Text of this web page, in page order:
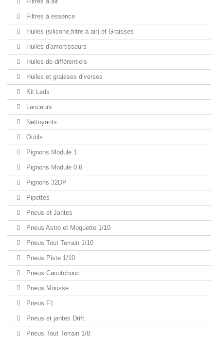
Filtres à essence
Huiles (silicone,filtre à air) et Graisses
Huiles d'amortisseurs
Huiles de différentiels
Huiles et graisses diverses
Kit Leds
Lanceurs
Nettoyants
Outils
Pignons Module 1
Pignons Module 0.6
Pignons 32DP
Pipettes
Pneus et Jantes
Pneus Astro et Moquette 1/10
Pneus Tout Terrain 1/10
Pneus Piste 1/10
Pneus Caoutchouc
Pneus Mousse
Pneus F1
Pneus et jantes Drift
Pneus Tout Terrain 1/8